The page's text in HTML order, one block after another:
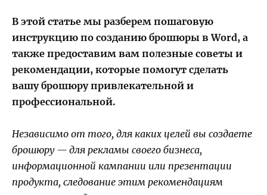
В этой статье мы разберем пошаговую
инструкцию по созданию брошюры в Word, а
также предоставим вам полезные советы и
рекомендации, которые помогут сделать
вашу брошюру привлекательной и
профессиональной.
Независимо от того, для каких целей вы создаете
брошюру — для рекламы своего бизнеса,
информационной кампании или презентации
продукта, следование этим рекомендациям